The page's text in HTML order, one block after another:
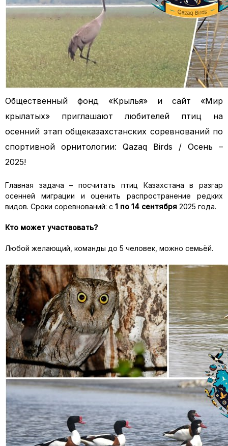
Общественный фонд «Крылья» и сайт «Мир
крылатых» приглашают любителей птиц на
осенний этап общеказахстанских соревнований по
спортивной орнитологии: Qazaq Birds / Осень –
2025!
Главная задача – посчитать птиц Казахстана в разгар
осенней миграции и оценить распространение редких
видов. Сроки соревнований: с 1 по 14 сентября 2025 года.
Кто может участвовать?
Любой желающий, команды до 5 человек, можно семьёй.